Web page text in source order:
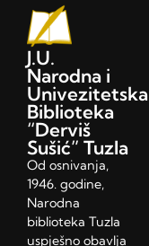
J.U.
Narodna i
Univezitetska
Biblioteka
“Derviš
Sušić” Tuzla
Od osnivanja,
1946. godine,
Narodna
biblioteka Tuzla
uspješno obavlja